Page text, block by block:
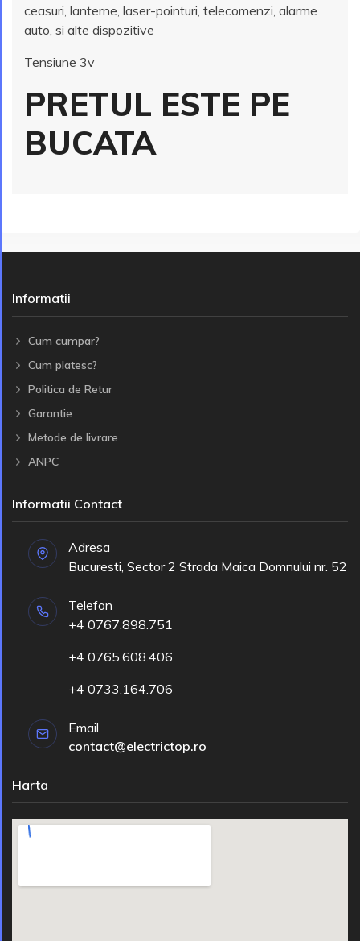
ceasuri, lanterne, laser-pointuri, telecomenzi, alarme
auto, si alte dispozitive
Tensiune 3v
PRETUL ESTE PE
BUCATA
Informatii
Cum cumpar?
Cum platesc?
Politica de Retur
Garantie
Metode de livrare
ANPC
Informatii Contact
Adresa
Bucuresti, Sector 2 Strada Maica Domnului nr. 52
Telefon
+4 0767.898.751
+4 0765.608.406
+4 0733.164.706
Email
contact@electrictop.ro
Harta